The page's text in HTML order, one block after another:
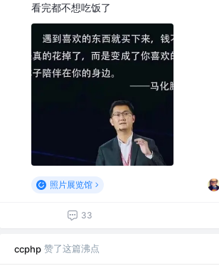
看完都不想吃饭了
照片展览馆
33
ccphp 赞了这篇沸点